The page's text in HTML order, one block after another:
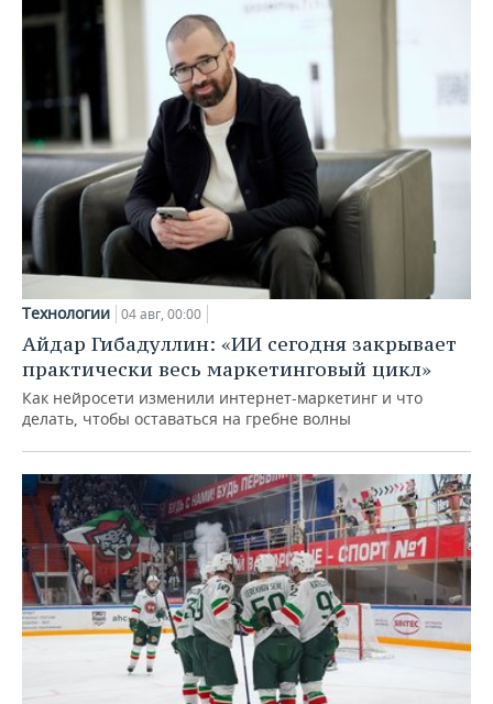
Технологии 04 авг, 00:00
Айдар Гибадуллин: «ИИ сегодня закрывает
практически весь маркетинговый цикл»
Как нейросети изменили интернет-маркетинг и что
делать, чтобы оставаться на гребне волны